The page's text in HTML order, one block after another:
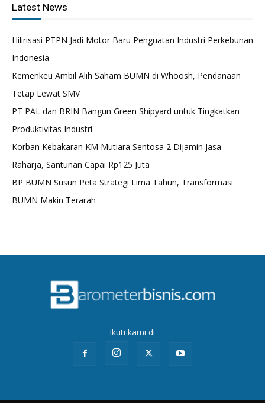
Latest News
Hilirisasi PTPN Jadi Motor Baru Penguatan Industri Perkebunan
Indonesia
Kemenkeu Ambil Alih Saham BUMN di Whoosh, Pendanaan
Tetap Lewat SMV
PT PAL dan BRIN Bangun Green Shipyard untuk Tingkatkan
Produktivitas Industri
Korban Kebakaran KM Mutiara Sentosa 2 Dijamin Jasa
Raharja, Santunan Capai Rp125 Juta
BP BUMN Susun Peta Strategi Lima Tahun, Transformasi
BUMN Makin Terarah
Ikuti kami di